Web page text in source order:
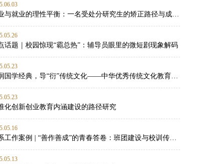
学业与就业的理性平衡：一名受处分研究生的矫正路径与成长启示
话题｜校园惊现“霸总热”：辅导员眼里的微短剧现象解码
品润国学经典，导“衍”传统文化——中华优秀传统文化教育实践
化创新创业教育内涵建设的路径研究
院系工作案例 | “善作善成”的青春答卷：班团建设与校训传承的双向赋能实践